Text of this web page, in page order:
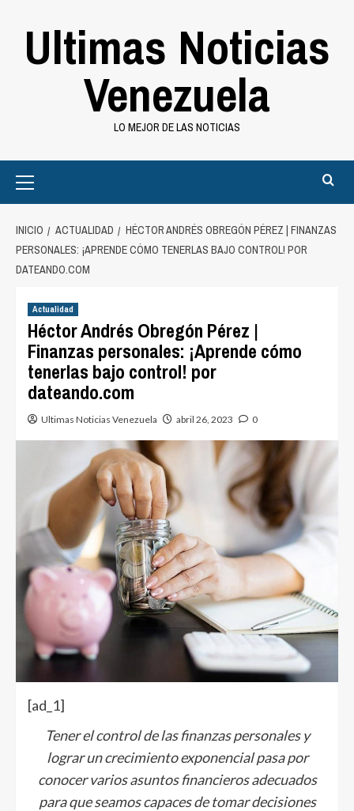
Ultimas Noticias
Venezuela
LO MEJOR DE LAS NOTICIAS
Menu
INICIO ACTUALIDAD
HÉCTOR ANDRÉS OBREGÓN PÉREZ | FINANZAS
PERSONALES: ¡APRENDE CÓMO TENERLAS BAJO CONTROL! POR
DATEANDO.COM
Actualidad
Héctor Andrés Obregón Pérez |
Finanzas personales: ¡Aprende cómo
tenerlas bajo control! por
dateando.com
Ultimas Noticias Venezuela abril 26, 2023 0
[ad_1]
Tener el control de las finanzas personales y
lograr un crecimiento exponencial pasa por
conocer varios asuntos financieros adecuados
para que seamos capaces de tomar decisiones